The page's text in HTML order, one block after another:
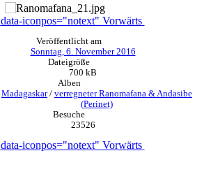
data-iconpos="notext" Vorwärts
Veröffentlicht am
Sonntag, 6. November 2016
Dateigröße
700 kB
Alben
Madagaskar/ verregneter Ranomafana & Andasibe
(Perinet)
Besuche
23526
data-iconpos="notext" Vorwärts